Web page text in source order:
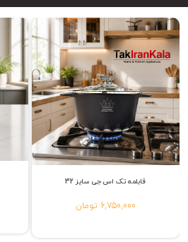
قابلمه تک اس جی سایز 32
6,750,000 تومان